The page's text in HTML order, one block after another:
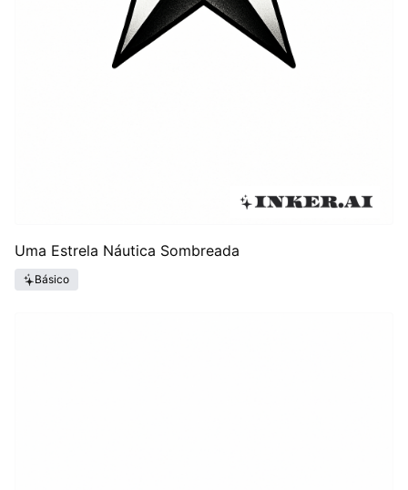
Uma Estrela Náutica Sombreada
Básico